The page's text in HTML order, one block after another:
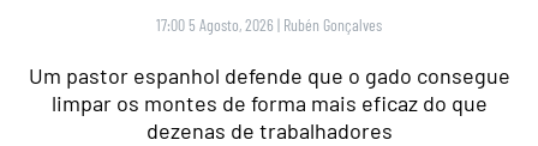
17:00 5 Agosto, 2026 | Rubén Gonçalves
Um pastor espanhol defende que o gado consegue
limpar os montes de forma mais eficaz do que
dezenas de trabalhadores